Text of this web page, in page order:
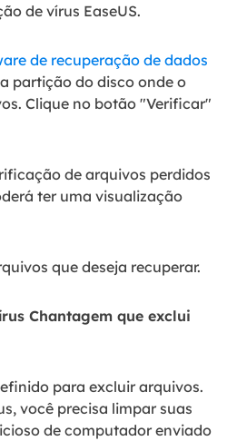
de vírus EaseUS.
de recuperação de dados
partição do disco onde o
Clique no botão "Verificar"
de arquivos perdidos
ter uma visualização
que deseja recuperar.
Chantagem que exclui
para excluir arquivos.
você precisa limpar suas
de computador enviado